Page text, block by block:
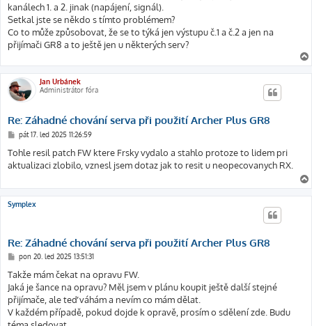
kanálech 1. a 2. jinak (napájení, signál).
Setkal jste se někdo s tímto problémem?
Co to může způsobovat, že se to týká jen výstupu č.1 a č.2 a jen na
přijímači GR8 a to ještě jen u některých serv?
Jan Urbánek
Administrátor fóra
Re: Záhadné chování serva při použití Archer Plus GR8
P
í
s
p
pát 17. led 2025 11:26:59
Tohle resil patch FW ktere Frsky vydalo a stahlo protoze to lidem pri
aktualizaci zlobilo, vznesl jsem dotaz jak to resit u neopecovanych RX.
Symplex
Re: Záhadné chování serva při použití Archer Plus GR8
P
í
s
p
ě
v
e
k
pon 20. led 2025 13:51:31
Takže mám čekat na opravu FW.
Jaká je šance na opravu? Měl jsem v plánu koupit ještě další stejné
přijímače, ale teď váhám a nevím co mám dělat.
V každém případě, pokud dojde k opravě, prosím o sdělení zde. Budu